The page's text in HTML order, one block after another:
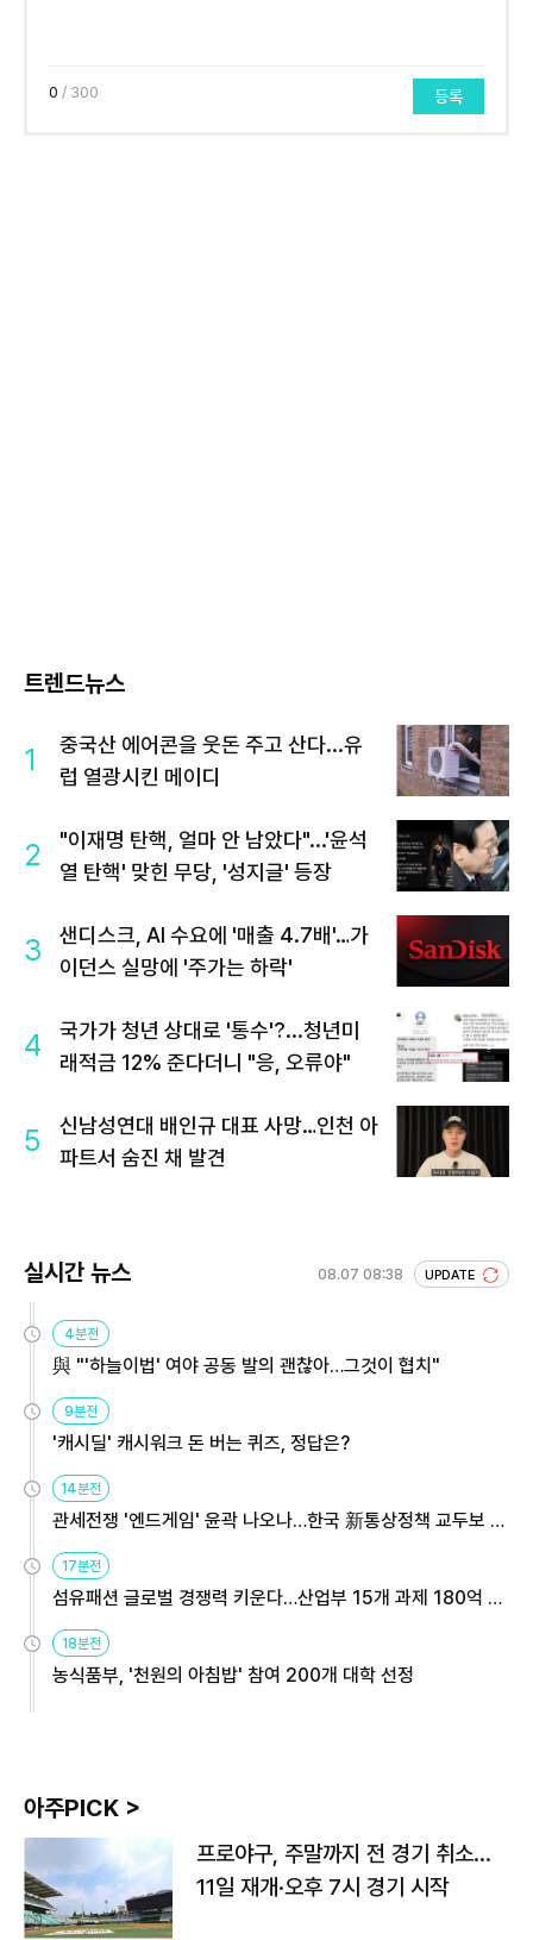
0 / 300 등록
트렌드뉴스
1
중국산 에어콘을 웃돈 주고 산다...유
럽 열광시킨 메이디
2
"이재명 탄핵, 얼마 안 남았다"...'윤석
열 탄핵' 맞힌 무당, '성지글' 등장
3
샌디스크, AI 수요에 '매출 4.7배'…가
이던스 실망에 '주가는 하락'
4
국가가 청년 상대로 '통수'?...청년미
래적금 12% 준다더니 "응, 오류야"
5
신남성연대 배인규 대표 사망…인천 아
파트서 숨진 채 발견
실시간 뉴스 08.07 08:38 UPDATE
4분전
與 "'하늘이법' 여야 공동 발의 괜찮아…그것이 협치"
9분전
'캐시딜' 캐시워크 돈 버는 퀴즈, 정답은?
14분전
관세전쟁 '엔드게임' 윤곽 나오나…한국 新통상정책 교두보 활
용해야
17분전
섬유패션 글로벌 경쟁력 키운다…산업부 15개 과제 180억 지
원
18분전
농식품부, '천원의 아침밥' 참여 200개 대학 선정
아주PICK >
프로야구, 주말까지 전 경기 취소…
11일 재개·오후 7시 경기 시작